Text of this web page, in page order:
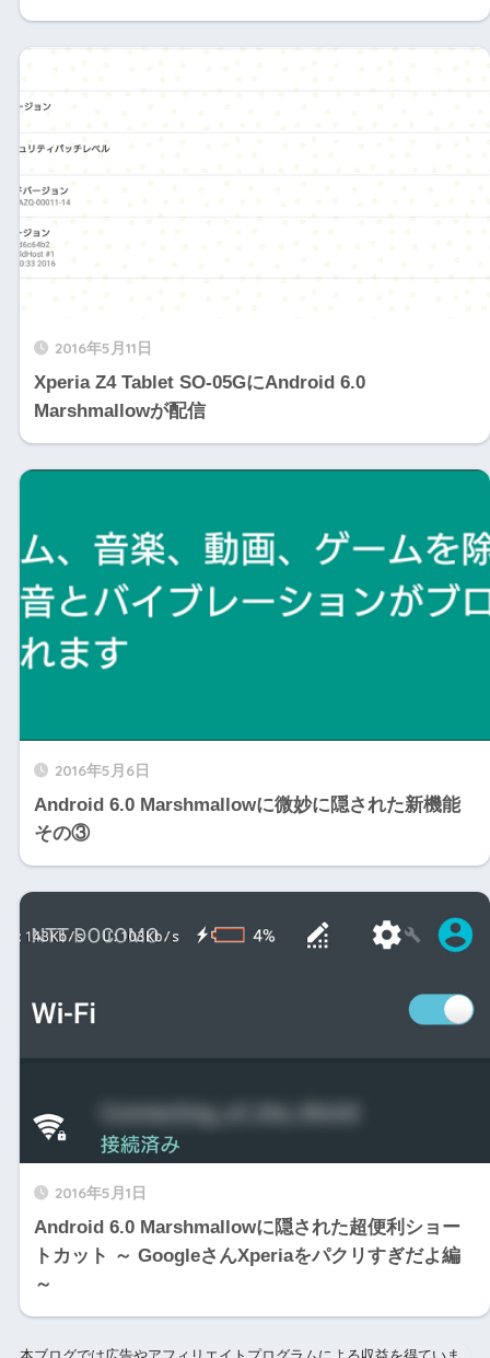
2016年5月11日
Xperia Z4 Tablet SO-05GにAndroid 6.0
Marshmallowが配信
2016年5月6日
Android 6.0 Marshmallowに微妙に隠された新機能
その③
2016年5月1日
Android 6.0 Marshmallowに隠された超便利ショー
トカット ～ GoogleさんXperiaをパクリすぎだよ編
～